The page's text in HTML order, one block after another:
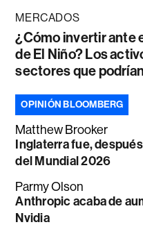
MERCADOS
¿Cómo invertir ante
de El Niño? Los
sectores que
OPINIÓN BLOOMBERG
Matthew Brooker
Inglaterra fue,
del Mundial 2026
Parmy Olson
Anthropic acaba de
Nvidia